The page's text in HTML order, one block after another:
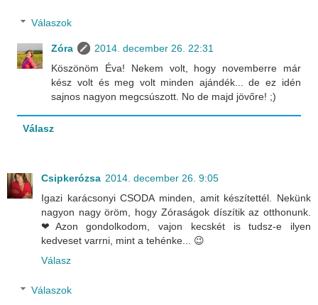
Válaszok
Zóra
2014. december 26. 22:31
Köszönöm Éva! Nekem volt, hogy novemberre már
kész volt és meg volt minden ajándék... de ez idén
sajnos nagyon megcsúszott. No de majd jövőre! ;)
Válasz
Csipkerózsa 2014. december 26. 9:05
Igazi karácsonyi CSODA minden, amit készítettél. Nekünk
nagyon nagy öröm, hogy Zóraságok díszítik az otthonunk.
❤Azon gondolkodom, vajon kecskét is tudsz-e ilyen
kedveset varrni, mint a tehénke... 😉
Válasz
Válaszok